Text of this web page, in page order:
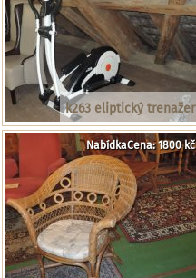
k263 eliptický trenažer
NabídkaCena: 1800 kč